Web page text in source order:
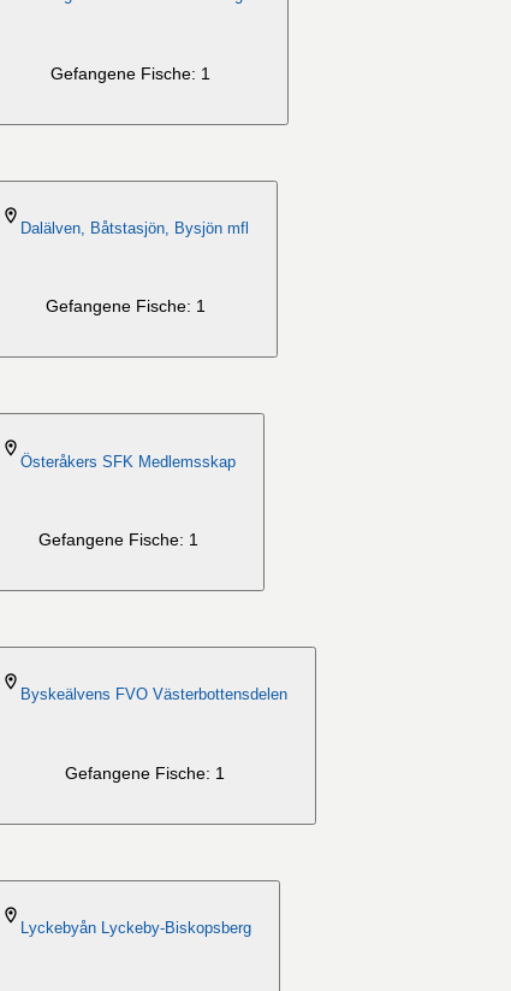
Gefangene Fische: 1
Dalälven, Båtstasjön, Bysjön mfl
Gefangene Fische: 1
Österåkers SFK Medlemsskap
Gefangene Fische: 1
Byskeälvens FVO Västerbottensdelen
Gefangene Fische: 1
Lyckebyån Lyckeby-Biskopsberg